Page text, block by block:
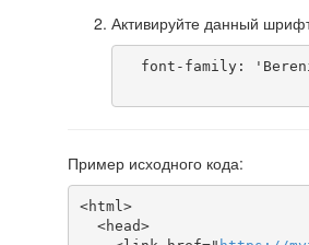
Активируйте данный
Пример исходного кода:
<html>